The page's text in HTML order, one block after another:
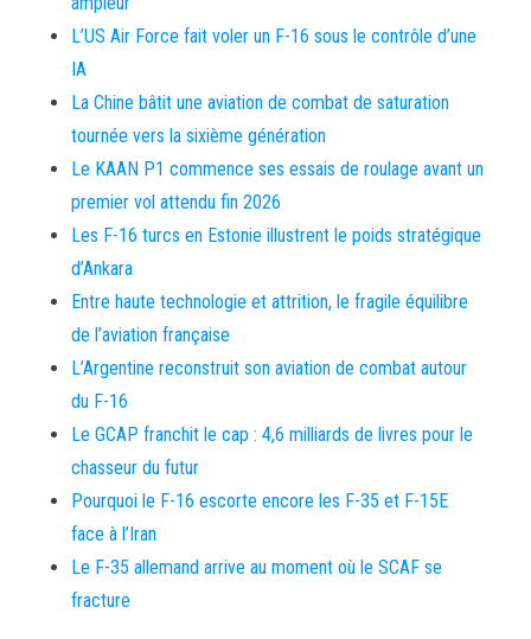
L’US Air Force fait voler un F-16 sous le contrôle d’une
IA
La Chine bâtit une aviation de combat de saturation
tournée vers la sixième génération
Le KAAN P1 commence ses essais de roulage avant un
premier vol attendu fin 2026
Les F-16 turcs en Estonie illustrent le poids stratégique
d’Ankara
Entre haute technologie et attrition, le fragile équilibre
de l’aviation française
L’Argentine reconstruit son aviation de combat autour
du F-16
Le GCAP franchit le cap : 4,6 milliards de livres pour le
chasseur du futur
Pourquoi le F-16 escorte encore les F-35 et F-15E
face à l’Iran
Le F-35 allemand arrive au moment où le SCAF se
fracture